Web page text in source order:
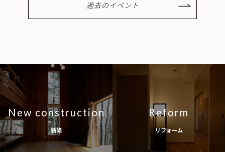
過去のイベント
New construction
新築
Reform
リフォーム